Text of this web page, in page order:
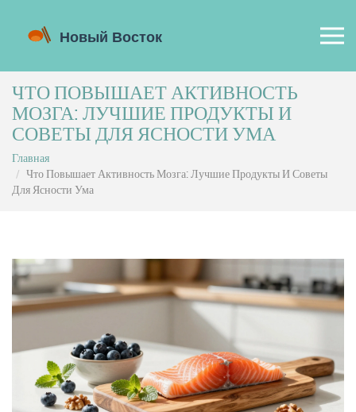
ЧТО ПОВЫШАЕТ АКТИВНОСТЬ
МОЗГА: ЛУЧШИЕ ПРОДУКТЫ И
СОВЕТЫ ДЛЯ ЯСНОСТИ УМА
Главная
Что Повышает Активность Мозга: Лучшие Продукты И Советы
Для Ясности Ума